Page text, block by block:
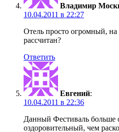
Владимир
10.04.2011 в 22:27
Отель просто огромный, на
рассчитан?
Ответить
Евгений:
10.04.2011 в 22:36
Данный Фестиваль больше
оздоровительный, чем